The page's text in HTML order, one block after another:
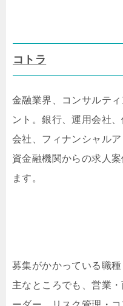
コトラ
金融業界、コンサルテ
ント。銀行、運用会社
会社、フィナンシャル
資金融機関からの求人
ます。
募集がかかっている職
主なところでも、営業